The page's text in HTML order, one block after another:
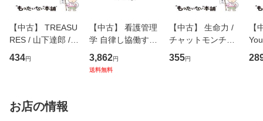
【中古】 TREASU
RES / 山下達郎 /
イーストウエス
ト・ジャパン [CD]
434円
【中古】 看護管理
学 自律し協働する
専門職の看護マネ
ジメントスキル 改
3,862円
送料無料
【中古】 生命力 /
チャットモンチー /
キューンレコード
[CD]【メール便送
355円
【
のが
お店の情報